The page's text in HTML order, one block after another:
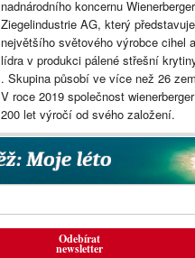
nadnárodního koncernu Wienerberger
Ziegelindustrie AG, který představuje
největšího světového výrobce cihel
lídra v produkci pálené střešní
. Skupina působí ve více než 26
V roce 2019 společnost
200 let výročí od svého založení.
Odebírat
newsletter